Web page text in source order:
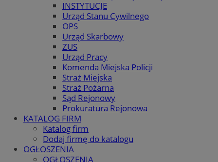
INSTYTUCJE
Urząd Stanu Cywilnego
OPS
Urząd Skarbowy
ZUS
Urząd Pracy
Komenda Miejska Policji
Straż Miejska
Straż Pożarna
Sąd Rejonowy
Prokuratura Rejonowa
KATALOG FIRM
Katalog firm
Dodaj firmę do katalogu
OGŁOSZENIA
OGŁOSZENIA